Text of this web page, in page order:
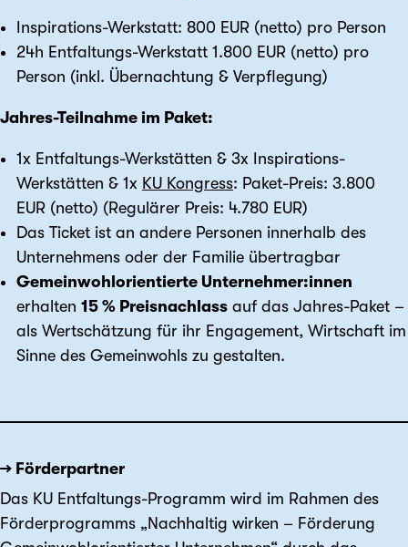
Inspirations-Werkstatt: 800 EUR (netto) pro Person
24h Entfaltungs-Werkstatt 1.800 EUR (netto) pro
Person (inkl. Übernachtung & Verpflegung)
Jahres-Teilnahme im Paket:
1x Entfaltungs-Werkstätten & 3x Inspirations-
Werkstätten & 1x KU Kongress: Paket-Preis: 3.800
EUR (netto) (Regulärer Preis: 4.780 EUR)
Das Ticket ist an andere Personen innerhalb des
Unternehmens oder der Familie übertragbar
Gemeinwohlorientierte Unternehmer:innen
erhalten 15 % Preisnachlass auf das Jahres-Paket –
als Wertschätzung für ihr Engagement, Wirtschaft im
Sinne des Gemeinwohls zu gestalten.
→ Förderpartner
Das KU Entfaltungs-Programm wird im Rahmen des
Förderprogramms „Nachhaltig wirken – Förderung